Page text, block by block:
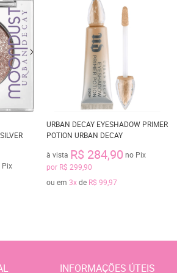
Pix
URBAN DECAY EYESHADOW PRIMER
POTION URBAN DECAY
à vista R$ 284,90 no Pix
por R$ 299,90
ou em 3xde R$ 99,97
INFORMAÇÕES ÚTEIS